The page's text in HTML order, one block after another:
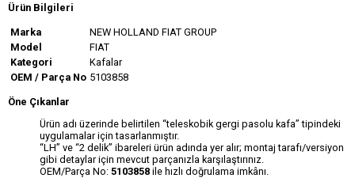
Ürün Bilgileri
Marka
NEW HOLLAND FIAT GROUP
Model
FIAT
Kategori
Kafalar
OEM / Parça No 5103858
Öne Çıkanlar
Ürün adı üzerinde belirtilen “teleskobik gergi pasolu kafa” tipindeki
uygulamalar için tasarlanmıştır.
“LH” ve “2 delik” ibareleri ürün adında yer alır; montaj tarafı/versiyon
gibi detaylar için mevcut parçanızla karşılaştırınız.
OEM/Parça No: 5103858 ile hızlı doğrulama imkânı.